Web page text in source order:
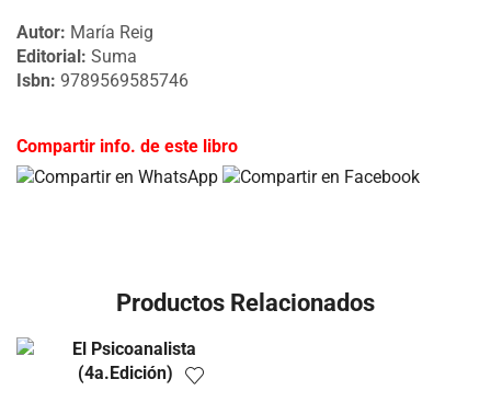
Autor: María Reig
Editorial: Suma
Isbn: 9789569585746
Compartir info. de este libro
Productos Relacionados